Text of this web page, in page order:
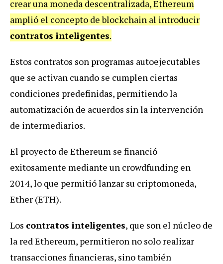
crear una moneda descentralizada, Ethereum
amplió el concepto de blockchain al introducir
contratos inteligentes.
Estos contratos son programas autoejecutables
que se activan cuando se cumplen ciertas
condiciones predefinidas, permitiendo la
automatización de acuerdos sin la intervención
de intermediarios.
El proyecto de Ethereum se financió
exitosamente mediante un crowdfunding en
2014, lo que permitió lanzar su criptomoneda,
Ether (ETH).
Los contratos inteligentes, que son el núcleo de
la red Ethereum, permitieron no solo realizar
transacciones financieras, sino también